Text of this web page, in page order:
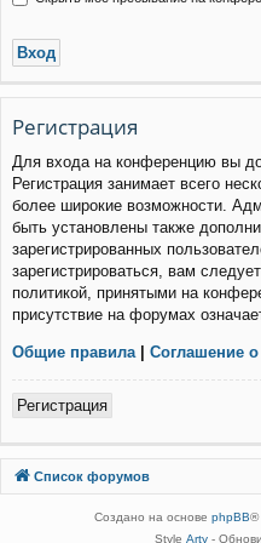
Регистрация
Для входа на конференцию вы
Регистрация занимает всего
более широкие возможности.
быть установлены также
зарегистрированных
зарегистрироваться, вам
политикой, принятыми на
присутствие на форумах
Общие правила | Соглашение
Регистрация
Список форумов
Связаться с
Создано на основе phpBB®
Style Arty -